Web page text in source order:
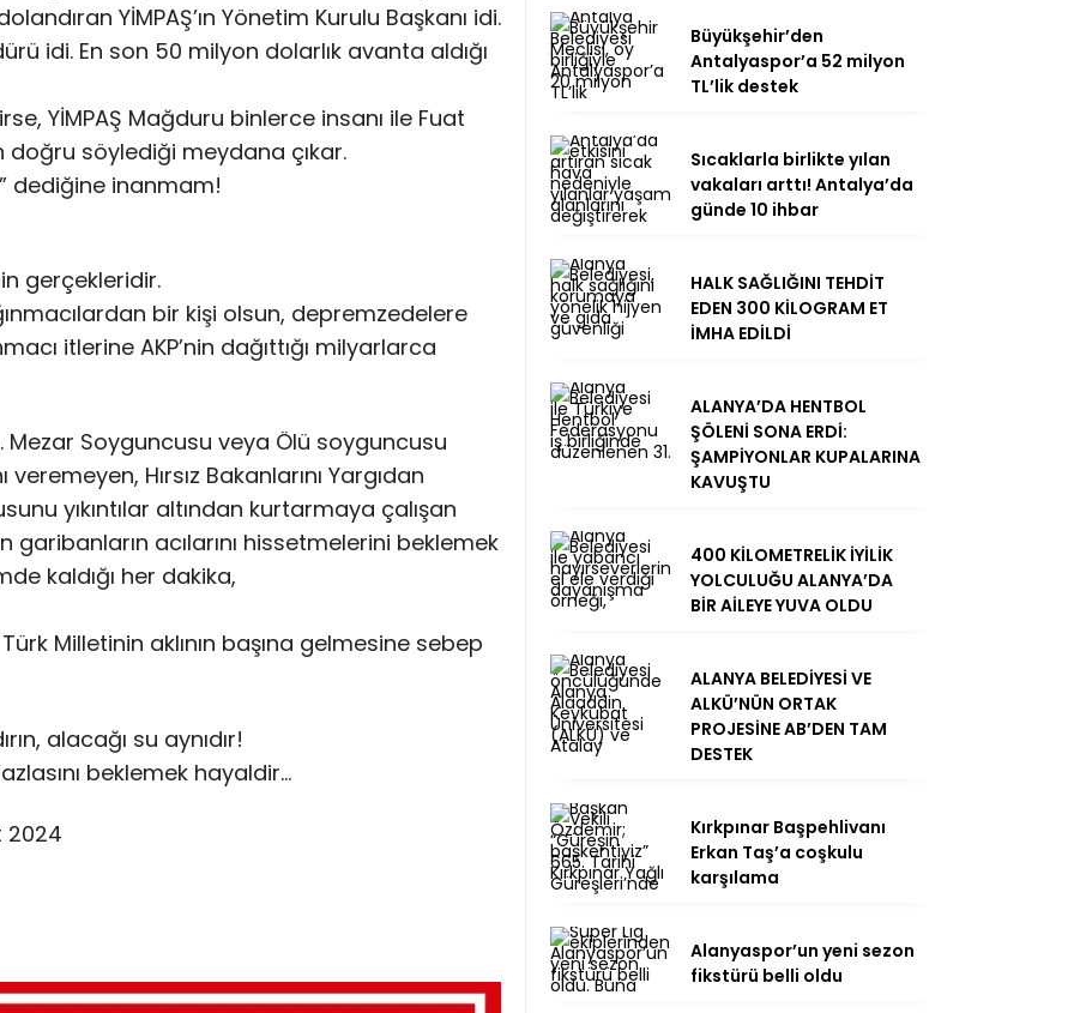
YİMPAŞ’ın Yönetim Kurulu Başkanı idi.
idi. En son 50 milyon dolarlık avanta aldığı
YİMPAŞ Mağduru binlerce insanı ile Fuat
doğru söylediği meydana çıkar.
dediğine inanmam!
gerçekleridir.
bir kişi olsun, depremzedelere
itlerine AKP’nin dağıttığı milyarlarca
Soyguncusu veya Ölü soyguncusu
Hırsız Bakanlarını Yargıdan
yıkıntılar altından kurtarmaya çalışan
acılarını hissetmelerini beklemek
kaldığı her dakika,
Milletinin aklının başına gelmesine sebep
alacağı su aynıdır!
beklemek hayaldir…
2024
Büyükşehir’den
Antalyaspor’a 52 milyon
TL’lik destek
Sıcaklarla birlikte yılan
vakaları arttı! Antalya’da
günde 10 ihbar
HALK SAĞLIĞINI TEHDİT
EDEN 300 KİLOGRAM ET
İMHA EDİLDİ
ALANYA’DA HENTBOL
ŞÖLENİ SONA ERDİ:
ŞAMPİYONLAR KUPALARINA
KAVUŞTU
400 KİLOMETRELİK İYİLİK
YOLCULUĞU ALANYA’DA
BİR AİLEYE YUVA OLDU
ALANYA BELEDİYESİ VE
ALKÜ’NÜN ORTAK
PROJESİNE AB’DEN TAM
DESTEK
Kırkpınar Başpehlivanı
Erkan Taş’a coşkulu
karşılama
Alanyaspor’un yeni sezon
fikstürü belli oldu